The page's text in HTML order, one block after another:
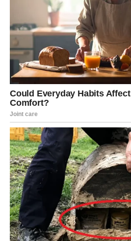
Mnogi Jarčevi će konačno osjetiti
finansije u pitanju, a nekima
novi početak.
Jedna osoba nije
prema vama
Iako vam dolazi mnogo lijepih
upozoravaju da budete oprezni
u pitanju.
U vašem okruženju postoji osoba
iskreno i koja pokušava saznati
otkrivajte svakome svoje namjere
vjerujete.
Vaša intuicija će tokom ovog